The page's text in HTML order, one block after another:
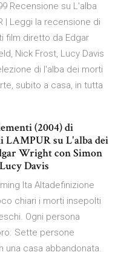
Recensione su L'alba
| Leggi la recensione di
film diretto da Edgar
Nick Frost, Lucy Davis
di l'alba dei morti
subito a casa, in tutta
(2004) di
LAMPUR su L'alba dei
Wright con Simon
Davis
Ita Altadefinizione
chiari i morti insepolti
Ogni persona
Sette persone
una casa abbandonata.